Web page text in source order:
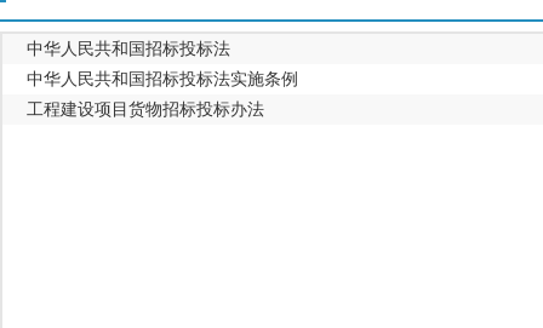
中华人民共和国招标投标法
中华人民共和国招标投标法实施条例
工程建设项目货物招标投标办法